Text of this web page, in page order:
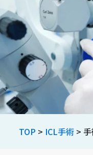
TOP > ICL手術 >